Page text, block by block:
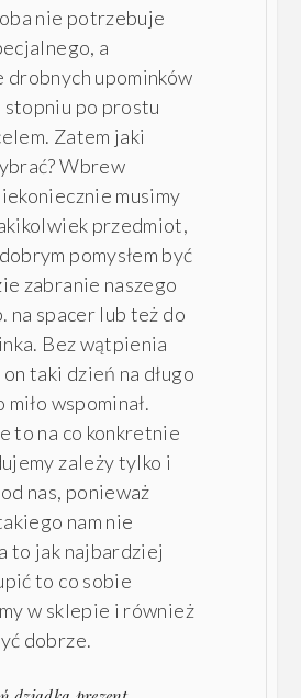
nie potrzebuje
a
drobnych upominków
stopniu po prostu
Zatem jaki
Wbrew
musimy
przedmiot,
pomysłem być
zabranie naszego
na spacer lub też do
Bez wątpienia
taki dzień na długo
wspominał.
to na co konkretnie
zależy tylko i
nas, ponieważ
nam nie
to jak najbardziej
to co sobie
w sklepie i również
dobrze.